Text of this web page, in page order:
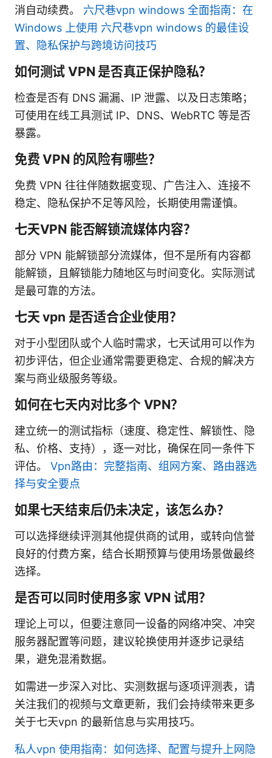
消自动续费。 六尺巷vpn windows 全面指南：在
Windows 上使用 六尺巷vpn windows 的最佳设
置、隐私保护与跨境访问技巧
如何测试 VPN 是否真正保护隐私？
检查是否有 DNS 漏漏、IP 泄露、以及日志策略；
可使用在线工具测试 IP、DNS、WebRTC 等是否
暴露。
免费 VPN 的风险有哪些？
免费 VPN 往往伴随数据变现、广告注入、连接不
稳定、隐私保护不足等风险，长期使用需谨慎。
七天VPN 能否解锁流媒体内容？
部分 VPN 能解锁部分流媒体，但不是所有内容都
能解锁，且解锁能力随地区与时间变化。实际测试
是最可靠的方法。
七天 vpn 是否适合企业使用？
对于小型团队或个人临时需求，七天试用可以作为
初步评估，但企业通常需要更稳定、合规的解决方
案与商业级服务等级。
如何在七天内对比多个 VPN？
建立统一的测试指标（速度、稳定性、解锁性、隐
私、价格、支持），逐一对比，确保在同一条件下
评估。 Vpn路由：完整指南、组网方案、路由器选
择与安全要点
如果七天结束后仍未决定，该怎么办？
可以选择继续评测其他提供商的试用，或转向信誉
良好的付费方案，结合长期预算与使用场景做最终
选择。
是否可以同时使用多家 VPN 试用？
理论上可以，但要注意同一设备的网络冲突、冲突
服务器配置等问题，建议轮换使用并逐步记录结
果，避免混淆数据。
如需进一步深入对比、实测数据与逐项评测表，请
关注我们的视频与文章更新，我们会持续带来更多
关于七天vpn 的最新信息与实用技巧。
私人vpn 使用指南：如何选择、配置与提升上网隐